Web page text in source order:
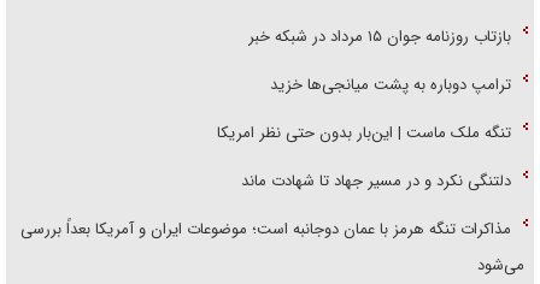
بازتاب روزنامه جوان ۱۵ مرداد در شبکه خبر
ترامپ دوباره به پشت میانجی‌ها خزید
تنگه ملک ماست | این‌بار بدون حتی نظر امریکا
دلتنگی نکرد و در مسیر جهاد تا شهادت ماند
مذاکرات تنگه هرمز با عمان دوجانبه است؛ موضوعات ایران و آمریکا بعداً بررسی
می‌شود